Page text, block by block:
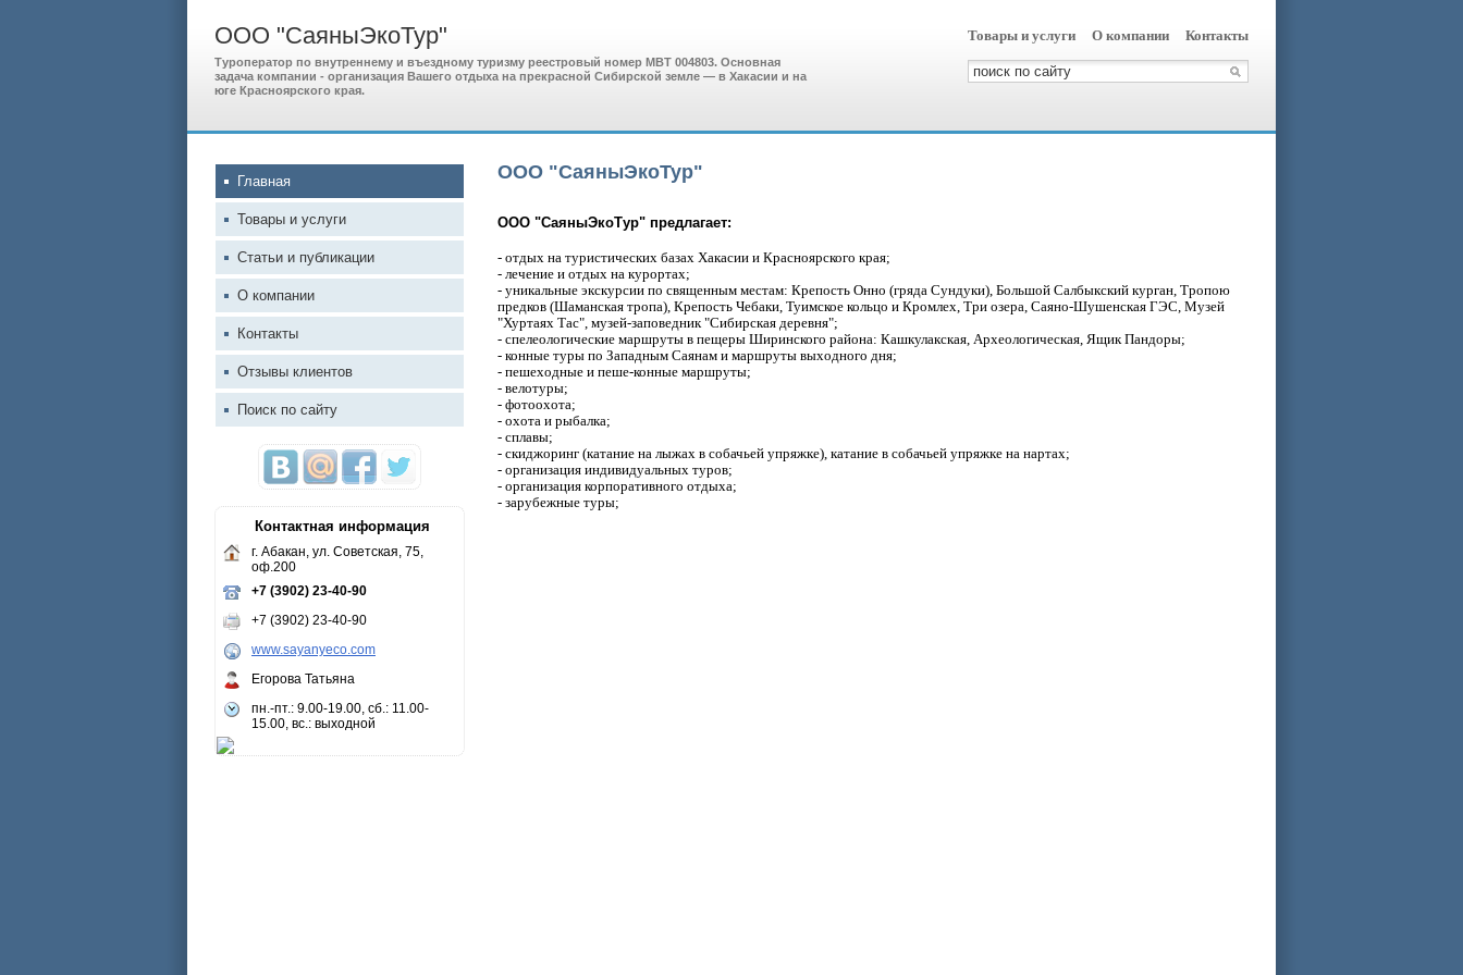
ООО "СаяныЭкоТур"
Туроператор по внутреннему и въездному туризму реестровый номер МВТ 004803. Основная
задача компании - организация Вашего отдыха на прекрасной Сибирской земле — в Хакасии и на
юге Красноярского края.
Товары и услуги О компании Контакты
ООО "СаяныЭкоТур"
ООО "СаяныЭкоТур" предлагает:
- отдых на туристических базах Хакасии и Красноярского края;
- лечение и отдых на курортах;
- уникальные экскурсии по священным местам: Крепость Онно (гряда Сундуки), Большой Салбыкский курган, Тропою
предков (Шаманская тропа), Крепость Чебаки, Туимское кольцо и Кромлех, Три озера, Саяно-Шушенская ГЭС, Музей
"Хуртаях Тас", музей-заповедник "Сибирская деревня";
- спелеологические маршруты в пещеры Ширинского района: Кашкулакская, Археологическая, Ящик Пандоры;
- конные туры по Западным Саянам и маршруты выходного дня;
- пешеходные и пеше-конные маршруты;
- велотуры;
- фотоохота;
- охота и рыбалка;
- сплавы;
- скиджоринг (катание на лыжах в собачьей упряжке), катание в собачьей упряжке на нартах;
- организация индивидуальных туров;
- организация корпоративного отдыха;
- зарубежные туры;
Главная
Товары и услуги
Статьи и публикации
О компании
Контакты
Отзывы клиентов
Поиск по сайту
Контактная информация
г. Абакан, ул. Советская, 75,
оф.200
+7 (3902) 23-40-90
+7 (3902) 23-40-90
www.sayanyeco.com
Егорова Татьяна
пн.-пт.: 9.00-19.00, сб.: 11.00-
15.00, вс.: выходной